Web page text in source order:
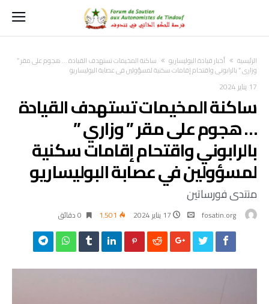
‫الرئيسية‬ أخبار قيادة البوليساريو
ساكنة المخيمات تستهدف القيادة … هجوم على مقر ”
وزاري ” بالرابوني واقتحام إقامات سكنية لمسؤولين في عصابة البوليساريو
17 يناير 2024
ساكنة المخيمات تستهدف القيادة
… هجوم على مقر ” وزاري ”
بالرابوني واقتحام إقامات سكنية
لمسؤولين في عصابة البوليساريو
منتدى فورساتين
fosatin.org 17 يناير 2024 1٬501 0 ‫دقائق‬